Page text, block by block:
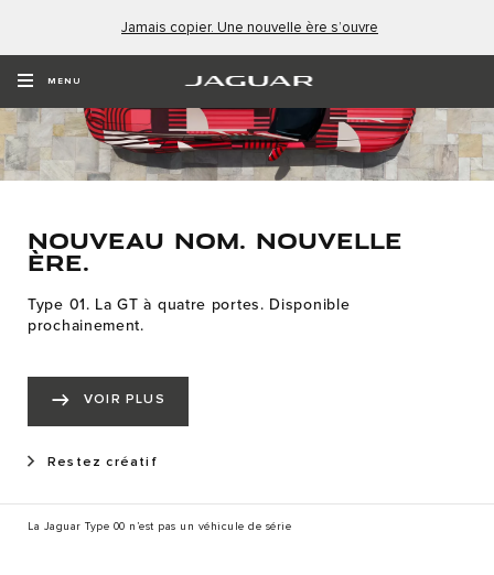
Jamais copier. Une nouvelle ère s’ouvre
MENU
Nouveau nom. Nouvelle
ère.
Type 01. La GT à quatre portes. Disponible
prochainement.
VOIR PLUS
Restez créatif
La Jaguar Type 00 n’est pas un véhicule de série